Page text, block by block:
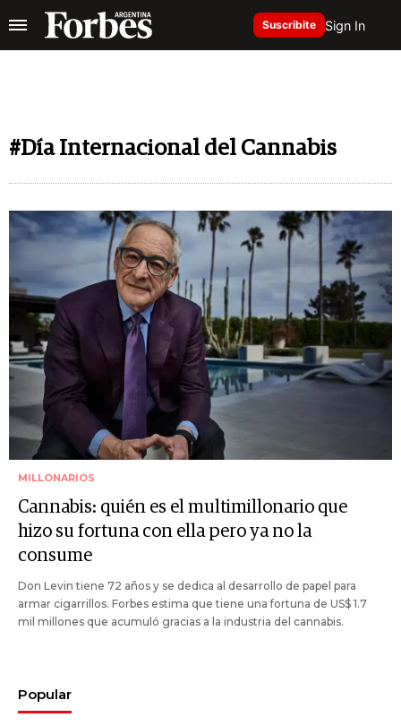
Suscribite Sign In
#Día Internacional del Cannabis
MILLONARIOS
Cannabis: quién es el multimillonario que
hizo su fortuna con ella pero ya no la
consume
Don Levin tiene 72 años y se dedica al desarrollo de papel para
armar cigarrillos. Forbes estima que tiene una fortuna de US$ 1.7
mil millones que acumuló gracias a la industria del cannabis.
Popular